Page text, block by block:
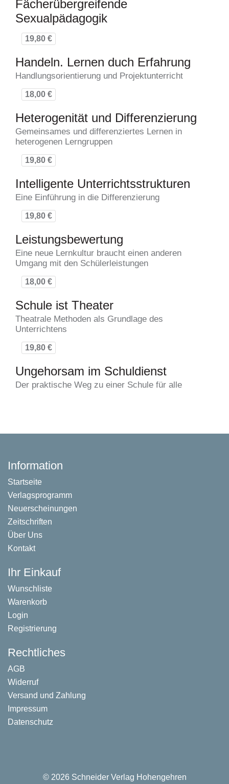
Fächerübergreifende
Sexualpädagogik
19,80 €
Handeln. Lernen duch Erfahrung
Handlungsorientierung und Projektunterricht
18,00 €
Heterogenität und Differenzierung
Gemeinsames und differenziertes Lernen in
heterogenen Lerngruppen
19,80 €
Intelligente Unterrichtsstrukturen
Eine Einführung in die Differenzierung
19,80 €
Leistungsbewertung
Eine neue Lernkultur braucht einen anderen
Umgang mit den Schülerleistungen
18,00 €
Schule ist Theater
Theatrale Methoden als Grundlage des
Unterrichtens
19,80 €
Ungehorsam im Schuldienst
Der praktische Weg zu einer Schule für alle
Information
Startseite
Verlagsprogramm
Neuerscheinungen
Zeitschriften
Über Uns
Kontakt
Ihr Einkauf
Wunschliste
Warenkorb
Login
Registrierung
Rechtliches
AGB
Widerruf
Versand und Zahlung
Impressum
Datenschutz
©2026 Schneider Verlag Hohengehren